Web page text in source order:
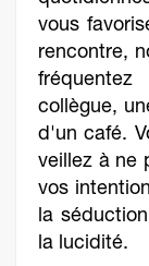
vous
rencontre,
collègue,
d'un café.
veillez à ne
vos
la
la lucidité.